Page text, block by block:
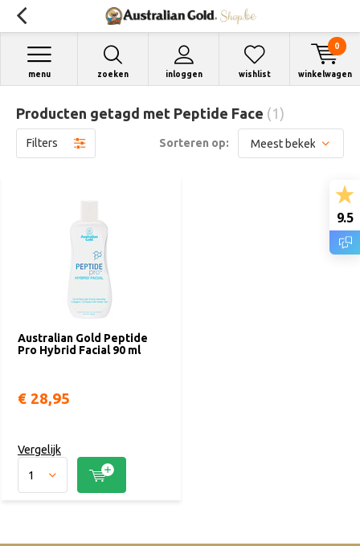
zoeken inloggen
menu wishlist winkelwagen
0
Producten getagd met Peptide Face (1)
Filters Sorteren op:
Australian Gold Peptide
Pro Hybrid Facial 90 ml
€ 28,95
Vergelijk
9.5